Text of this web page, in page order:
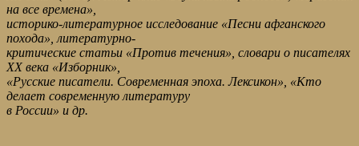
на все времена»,
историко-литературное исследование «Песни афганского
похода», литературно-
критические статьи «Против течения», словари о писателях
XX века «Изборник»,
«Русские писатели. Современная эпоха. Лексикон», «Кто
делает современную литературу
в России» и др.